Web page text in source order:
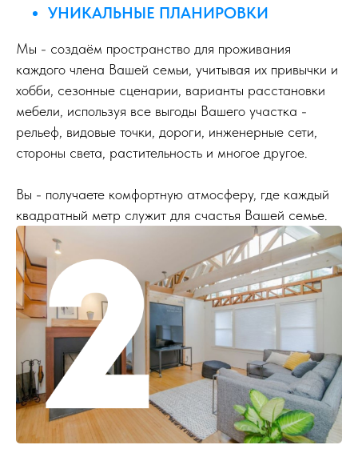
УНИКАЛЬНЫЕ ПЛАНИРОВКИ
Мы - создаём пространство для проживания
каждого члена Вашей семьи, учитывая их привычки и
хобби, сезонные сценарии, варианты расстановки
мебели, используя все выгоды Вашего участка -
рельеф, видовые точки, дороги, инженерные сети,
стороны света, растительность и многое другое.
Вы - получаете комфортную атмосферу, где каждый
квадратный метр служит для счастья Вашей семье.